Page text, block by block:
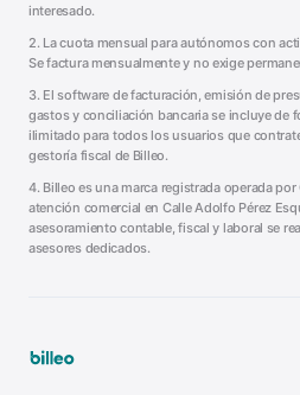
interesado.
2. La cuota mensual para autónomos con
Se factura mensualmente y no exige
3. El software de facturación, emisión de
gastos y conciliación bancaria se incluye de
ilimitado para todos los usuarios que
gestoría fiscal de Billeo.
4. Billeo es una marca registrada operada por
atención comercial en Calle Adolfo Pérez
asesoramiento contable, fiscal y laboral se
asesores dedicados.